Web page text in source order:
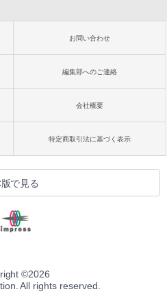
お問い合わせ
編集部へのご連絡
会社概要
特定商取引法に基づく表示
で見る
©2026
All rights reserved.